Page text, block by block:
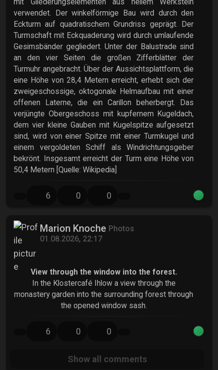
verwendet. Der winkelförmige Bau wird durch den
Eckturm auf quadratischem Grundriss geprägt. Der
Turmschaft mit Eckquaderung wird durch umlaufende
Gesimsbänder gegliedert. Unter der Balustrade sind
an den vier Seiten die großen Zifferblätter der
Turmuhr angebracht. Über der Aussichtsplattform, die
eine Höhe von 28,4 Metern erreicht, erhebt sich der
zweigeschossige, oktogonale Helmaufbau mit einer
offenen Laterne, die ein Carillon beherbergt. Das
verjüngte Obergeschoss mit kupfernem Kugeldach,
dem vier kleine Gauben mit Kugelspitze aufgesetzt
sind, wird von einer Spitze mit einer Turmkugel und
einem vergoldeten Schiff als Windrichtungsgeber
bekrönt. Insgesamt erreicht der Turm eine Höhe von
50,4 Metern [Quelle: Wikipedia]
6 0 0
Marion Knoche Photos
01.08.2026, 22:17
View through the window into the forest.
In the Klostercafé Ihlow a view through the
monastery garden into the surrounding forest through
the opened window sash.
6 0 0
Show all comments